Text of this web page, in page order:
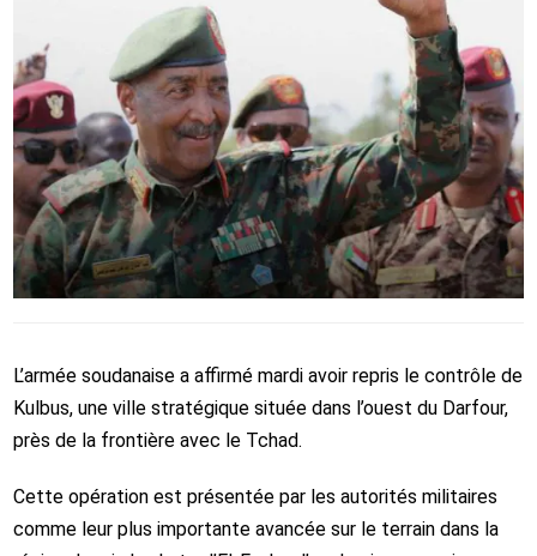
L’armée soudanaise a affirmé mardi avoir repris le contrôle de
Kulbus, une ville stratégique située dans l’ouest du Darfour,
près de la frontière avec le Tchad.
Cette opération est présentée par les autorités militaires
comme leur plus importante avancée sur le terrain dans la